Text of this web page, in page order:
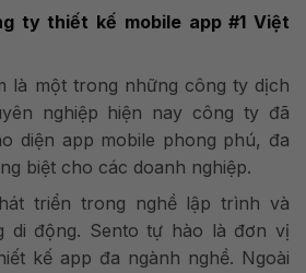
ty thiết kế mobile app #1 Việt
là một trong những công ty dịch
nghiệp hiện nay công ty đã
diện app mobile phong phú, đa
biệt cho các doanh nghiệp.
triển trong nghề lập trình và
di động. Sento tự hào là đơn vị
kế app đa ngành nghề. Ngoài